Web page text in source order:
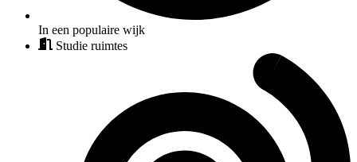
In een populaire wijk
Studie ruimtes